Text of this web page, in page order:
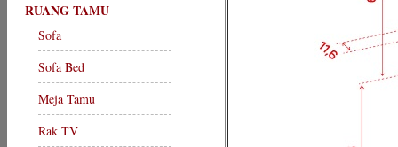
RUANG TAMU
Sofa
Sofa Bed
Meja Tamu
Rak TV